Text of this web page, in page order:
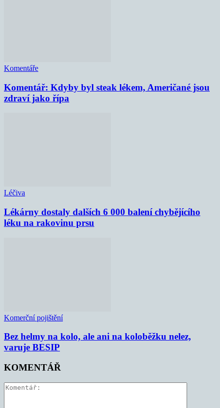
Komentáře
Komentář: Kdyby byl steak lékem, Američané jsou
zdraví jako řípa
Léčiva
Lékárny dostaly dalších 6 000 balení chybějícího
léku na rakovinu prsu
Komerční pojištění
Bez helmy na kolo, ale ani na koloběžku nelez,
varuje BESIP
KOMENTÁŘ